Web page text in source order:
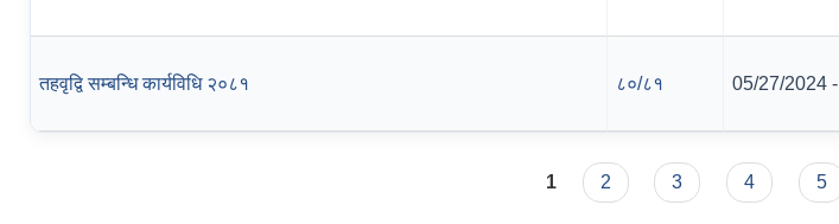
तहवृद्वि सम्बन्धि कार्यविधि २०८१ ८०/८१ 05/27/2024
1 2 3 4 5